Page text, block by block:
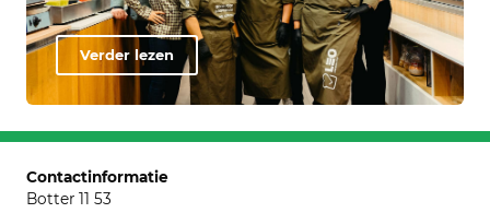
Verder lezen
Contactinformatie
Botter 11 53